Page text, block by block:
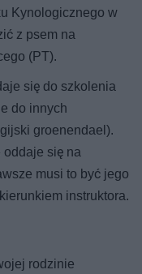
Kynologicznego w
z psem na
(PT).
się do szkolenia
do innych
groenendael).
oddaje się na
musi to być jego
instruktora.
rodzinie